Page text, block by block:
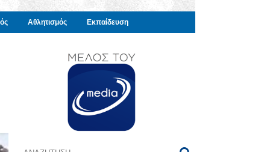
Αθλητισμός Εκπαίδευση